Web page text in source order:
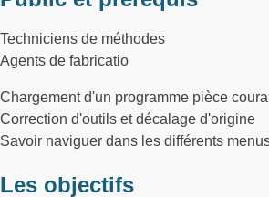
Techniciens de méthodes
Agents de fabricatio
Chargement d'un programme pièce
Correction d'outils et décalage d'origine
Savoir naviguer dans les différents
Les objectifs